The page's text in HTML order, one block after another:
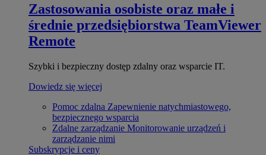
Zastosowania osobiste oraz małe i
średnie przedsiębiorstwa TeamViewer
Remote
Szybki i bezpieczny dostęp zdalny oraz wsparcie IT.
Dowiedz się więcej
Pomoc zdalna Zapewnienie natychmiastowego,
bezpiecznego wsparcia
Zdalne zarządzanie Monitorowanie urządzeń i
zarządzanie nimi
Subskrypcje i ceny